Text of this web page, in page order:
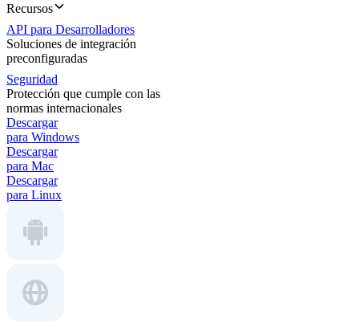
Recursos
API para Desarrolladores
Soluciones de integración
preconfiguradas
Seguridad
Protección que cumple con las
normas internacionales
Descargar
para Windows
Descargar
para Mac
Descargar
para Linux